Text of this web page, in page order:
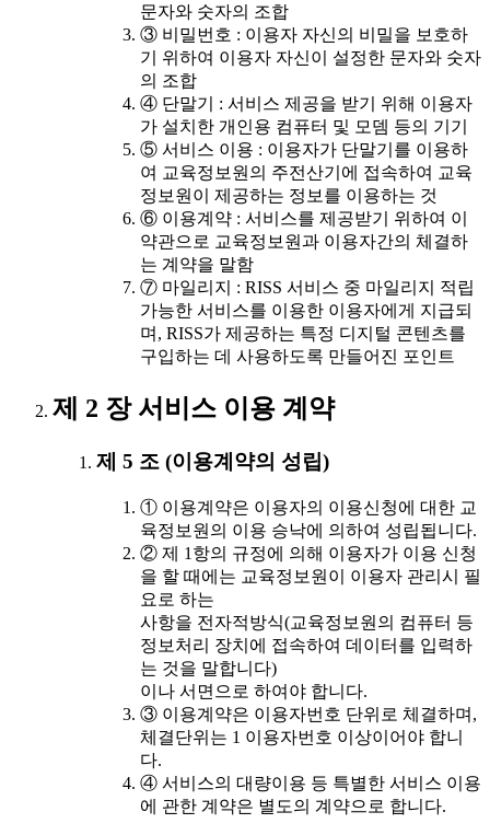
문자와 숫자의 조합
③ 비밀번호 : 이용자 자신의 비밀을 보호하
기 위하여 이용자 자신이 설정한 문자와 숫자
의 조합
④ 단말기 : 서비스 제공을 받기 위해 이용자
가 설치한 개인용 컴퓨터 및 모뎀 등의 기기
⑤ 서비스 이용 : 이용자가 단말기를 이용하
여 교육정보원의 주전산기에 접속하여 교육
정보원이 제공하는 정보를 이용하는 것
⑥ 이용계약 : 서비스를 제공받기 위하여 이
약관으로 교육정보원과 이용자간의 체결하
는 계약을 말함
⑦ 마일리지 : RISS 서비스 중 마일리지 적립
가능한 서비스를 이용한 이용자에게 지급되
며, RISS가 제공하는 특정 디지털 콘텐츠를
구입하는 데 사용하도록 만들어진 포인트
제 2 장 서비스 이용 계약
제 5 조 (이용계약의 성립)
① 이용계약은 이용자의 이용신청에 대한 교
육정보원의 이용 승낙에 의하여 성립됩니다.
② 제 1항의 규정에 의해 이용자가 이용 신청
을 할 때에는 교육정보원이 이용자 관리시 필
요로 하는
사항을 전자적방식(교육정보원의 컴퓨터 등
정보처리 장치에 접속하여 데이터를 입력하
는 것을 말합니다)
이나 서면으로 하여야 합니다.
③ 이용계약은 이용자번호 단위로 체결하며,
체결단위는 1 이용자번호 이상이어야 합니
다.
④ 서비스의 대량이용 등 특별한 서비스 이용
에 관한 계약은 별도의 계약으로 합니다.